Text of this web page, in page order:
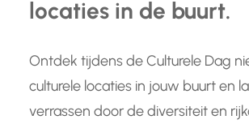
locaties in de buurt.
Ontdek tijdens de Culturele Dag
culturele locaties in jouw buurt en
verrassen door de diversiteit en